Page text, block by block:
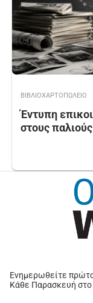
ΒΙΒΛΙΟΧΑΡΤΟΠΩΛΕΙΟ
Έντυπη
στους
Ενημερωθείτε
Κάθε Παρασκευή